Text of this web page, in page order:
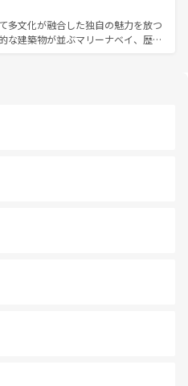
温暖で、どの季節にも異なる楽しみ
やすいタイの人々、仏教を中心とし
観光資源が、訪れる旅人を魅了し続
動するはず。観光スポットが密集し
ころを回れるのも魅力。息をのむよ
体験まで、香港を存分に楽しみ尽く
多文化が融合した独自の魅力を放つ
な建築物が並ぶマリーナベイ、歴史
の風情を楽しめる外せないスポット